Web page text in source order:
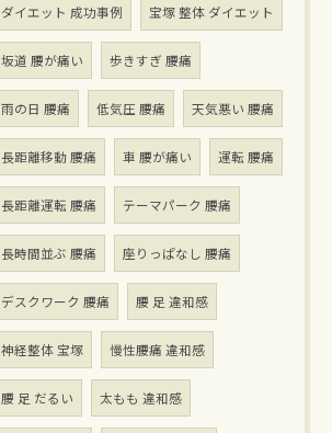
ダイエット 成功事例 宝塚 整体 ダイエット
坂道 腰が痛い 歩きすぎ 腰痛
雨の日 腰痛 低気圧 腰痛 天気悪い 腰痛
長距離移動 腰痛 車 腰が痛い 運転 腰痛
長距離運転 腰痛 テーマパーク 腰痛
長時間並ぶ 腰痛 座りっぱなし 腰痛
デスクワーク 腰痛 腰 足 違和感
神経整体 宝塚 慢性腰痛 違和感
腰 足 だるい 太もも 違和感